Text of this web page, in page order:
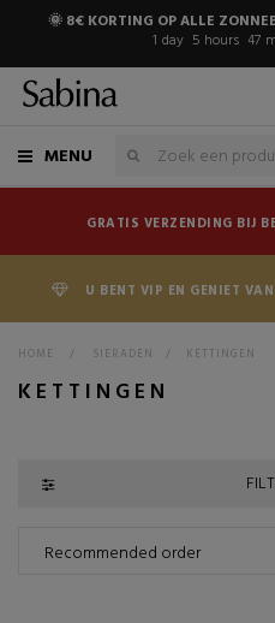
🌞 8€ KORTING OP ALLE
1 day 5 hours 47
MENU
GRATIS VERZENDING BIJ
U BENT VIP EN GENIET
HOME > SIERADEN > KETTINGEN
KETTINGEN